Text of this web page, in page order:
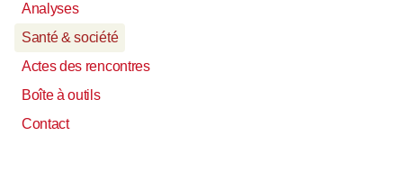
Analyses
Santé & société
Actes des rencontres
Boîte à outils
Contact